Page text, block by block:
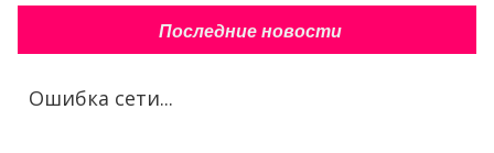
Последние новости
Ошибка сети...